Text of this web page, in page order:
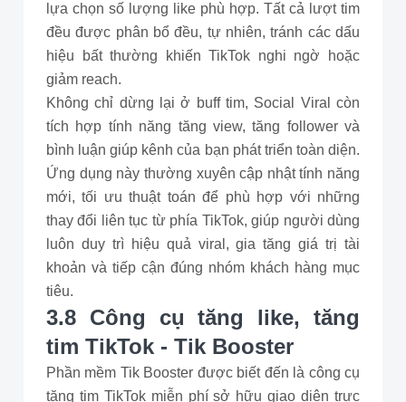
lựa chọn số lượng like phù hợp. Tất cả lượt tim
đều được phân bổ đều, tự nhiên, tránh các dấu
hiệu bất thường khiến TikTok nghi ngờ hoặc
giảm reach.
Không chỉ dừng lại ở buff tim, Social Viral còn
tích hợp tính năng tăng view, tăng follower và
bình luận giúp kênh của bạn phát triển toàn diện.
Ứng dụng này thường xuyên cập nhật tính năng
mới, tối ưu thuật toán để phù hợp với những
thay đổi liên tục từ phía TikTok, giúp người dùng
luôn duy trì hiệu quả viral, gia tăng giá trị tài
khoản và tiếp cận đúng nhóm khách hàng mục
tiêu.
3.8 Công cụ tăng like, tăng
tim TikTok - Tik Booster
Phần mềm Tik Booster được biết đến là công cụ
tăng tim TikTok miễn phí sở hữu giao diện trực